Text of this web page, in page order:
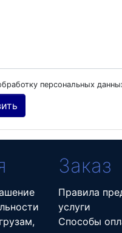
персональных
Заказ
Правила
услуги
Способы